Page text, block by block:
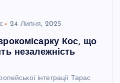
24 Липня, 2025
Кос, що
незалежність
інтеграції Тарас